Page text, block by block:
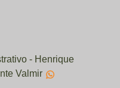
- Henrique
Valmir